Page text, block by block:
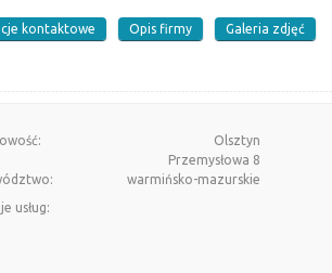
kontaktowe Opis firmy Galeria zdjęć
Olsztyn
Przemysłowa 8
warmińsko-mazurskie
usług: